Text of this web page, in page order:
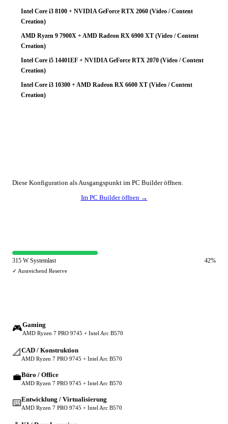
Intel Core i3 8100 + NVIDIA GeForce RTX 2060 (Video / Content
Creation)
AMD Ryzen 9 7900X + AMD Radeon RX 6900 XT (Video / Content
Creation)
Intel Core i5 14401EF + NVIDIA GeForce RTX 2070 (Video / Content
Creation)
Intel Core i3 10300 + AMD Radeon RX 6600 XT (Video / Content
Creation)
Diese Konfiguration als Ausgangspunkt im PC Builder öffnen.
Im PC Builder öffnen →
315 W Systemlast 42%
✓ Ausreichend Reserve
🎮Gaming
AMD Ryzen 7 PRO 9745 + Intel Arc B570
📐 CAD / Konstruktion
AMD Ryzen 7 PRO 9745 + Intel Arc B570
💼Büro / Office
AMD Ryzen 7 PRO 9745 + Intel Arc B570
⌨️Entwicklung / Virtualisierung
AMD Ryzen 7 PRO 9745 + Intel Arc B570